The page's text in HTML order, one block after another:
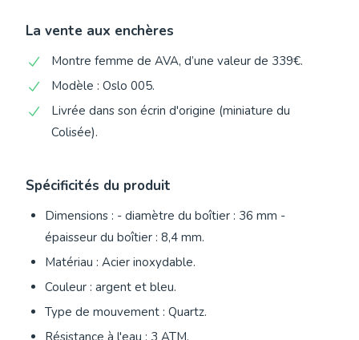
La vente aux enchères
Montre femme de AVA, d’une valeur de 339€.
Modèle : Oslo 005.
Livrée dans son écrin d'origine (miniature du
Colisée).
Spécificités du produit
Dimensions : - diamètre du boîtier : 36 mm -
épaisseur du boîtier : 8,4 mm.
Matériau : Acier inoxydable.
Couleur : argent et bleu.
Type de mouvement : Quartz.